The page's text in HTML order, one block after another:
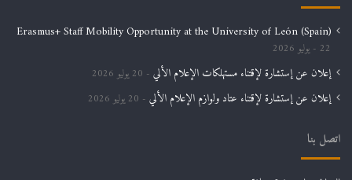
Erasmus+ Staff Mobility Opportunity at the University of León (Spain)
22 يوليو 2026
إعلان عن إستشارة لإقتناء مستهلكات الإعلام الألي 20 يوليو 2026
إعلان عن إستشارة لإقتناء عتاد ولوازم الإعلام الألي 20 يوليو 2026
اتصل بنا